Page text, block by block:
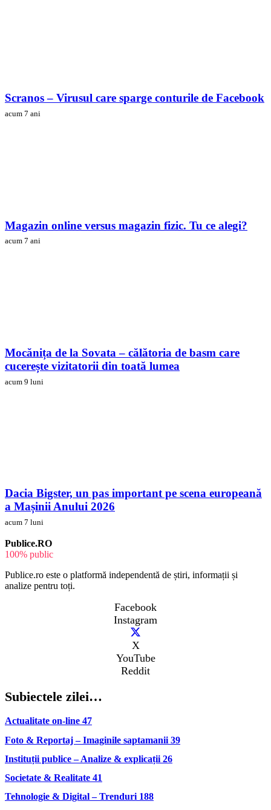
Scranos – Virusul care sparge conturile de Facebook
acum 7 ani
Magazin online versus magazin fizic. Tu ce alegi?
acum 7 ani
Mocănița de la Sovata – călătoria de basm care
cucerește vizitatorii din toată lumea
acum 9 luni
Dacia Bigster, un pas important pe scena europeană
a Mașinii Anului 2026
acum 7 luni
Publice.RO
100% public
Publice.ro este o platformă independentă de știri, informații și
analize pentru toți.
Facebook
Instagram
X
YouTube
Reddit
Subiectele zilei…
Actualitate on-line 47
Foto & Reportaj – Imaginile saptamanii 39
Instituții publice – Analize & explicații 26
Societate & Realitate 41
Tehnologie & Digital – Trenduri 188